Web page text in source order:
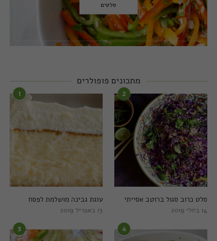
סלטים
מתכונים פופולרים
1
עוגת גבינה מושלמת לפסח
13 באפריל 2019
2
סלט כרוב סגול ברוטב אסייתי
14 ביולי 2019
3 4